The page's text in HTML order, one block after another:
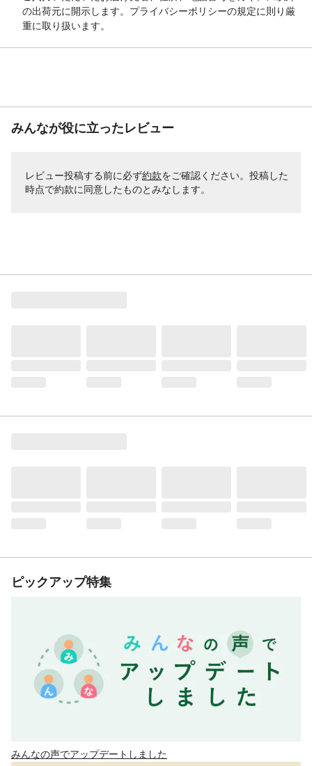
の出荷元に開示します。プライバシーポリシーの規定に則り厳
重に取り扱います。
みんなが役に立ったレビュー
レビュー投稿する前に必ず約款をご確認ください。投稿した
時点で約款に同意したものとみなします。
ピックアップ特集
みんなの声でアップデートしました